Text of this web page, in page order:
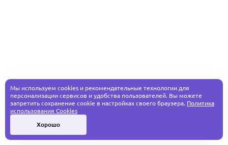
Мы используем cookies и рекомендательные технологии для
персонализации сервисов и удобства пользователей. Вы можете
запретить сохранение cookie в настройках своего браузера. Политика
использования Cookies
Хорошо